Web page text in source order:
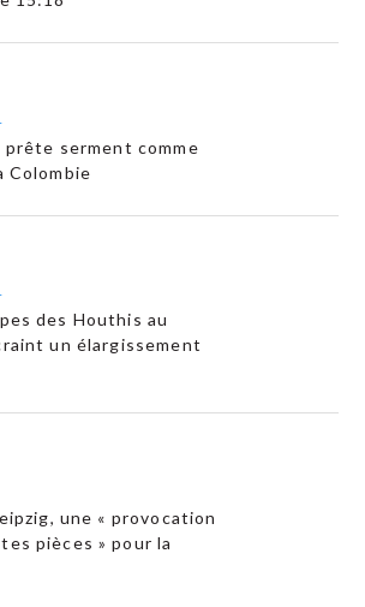
prête serment comme
Colombie
des Houthis au
un élargissement
une « provocation
pièces » pour la